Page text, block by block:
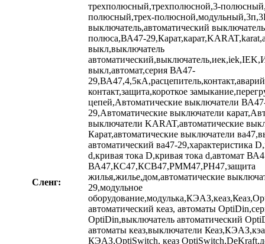
Сленг:
трехполюсный,трехполюсной,3-
полюсный,трех-
выключатель,автоматический
полюса,ВА47-
выкл,выключатель
выкл,автомат,серия ВА47-
контакт,защита,короткое
цепей,Автоматические выключатели
29,Автоматические выключатели
выключатели KARAT,автоматические
Карат,автоматические выключатели
автоматический ва47-29,характеристика
d,кривая тока D,кривая тока d,автомат
ВА47,КС47,КСВ47,РММ47,РН47,защита
жилья,жилье,дом,автоматические
29,модульное
автоматический кеаз, автоматы
OptiDin,выключатель автоматический
автоматы кеаз,выключатели
КЭАЗ,OptiSwitch, кеаз